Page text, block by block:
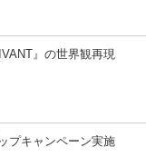
』の世界観再現
プキャンペーン実施